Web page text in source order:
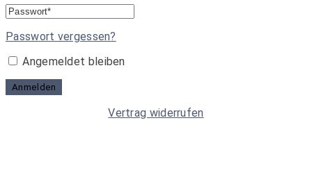
Passwort vergessen?
Angemeldet bleiben
Anmelden
Vertrag widerrufen